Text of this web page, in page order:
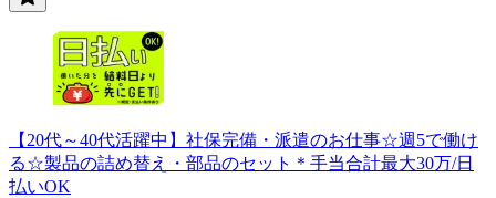
【20代～40代活躍中】社保完備・派遣のお仕事☆週5で働け
る☆製品の詰め替え・部品のセット＊手当合計最大30万/日
払いOK